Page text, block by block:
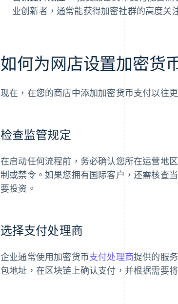
业创新者，通常能获得加密社群的高度关
如何为网店设置加密货
现在，在您的商店中添加加密货币支付以往
检查监管规定
在启动任何流程前，务必确认您所在运营
制或禁令。如果您拥有国际客户，还需核查
要投资。
选择支付处理商
企业通常使用加密货币支付处理商提供的服
包地址，在区块链上确认支付，并根据需要